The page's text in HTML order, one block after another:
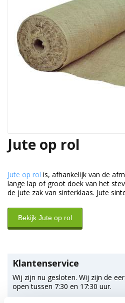
Jute op rol
Jute op rol is, afhankelijk van de
lange lap of groot doek van het
de jute zak van sinterklaas. Jute
Bekijk Jute op rol
Klantenservice
Wij zijn nu gesloten. Wij zijn de
open tussen 7:30 en 17:30 uur.